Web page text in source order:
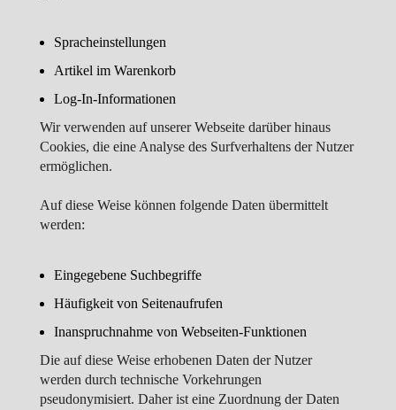
Spracheinstellungen
Artikel im Warenkorb
Log-In-Informationen
Wir verwenden auf unserer Webseite darüber hinaus
Cookies, die eine Analyse des Surfverhaltens der Nutzer
ermöglichen.
Auf diese Weise können folgende Daten übermittelt
werden:
Eingegebene Suchbegriffe
Häufigkeit von Seitenaufrufen
Inanspruchnahme von Webseiten-Funktionen
Die auf diese Weise erhobenen Daten der Nutzer
werden durch technische Vorkehrungen
pseudonymisiert. Daher ist eine Zuordnung der Daten